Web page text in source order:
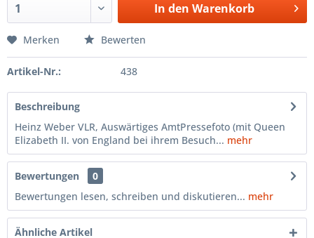
In den Warenkorb
Merken Bewerten
Artikel-Nr.: 438
Beschreibung
Heinz Weber VLR, Auswärtiges AmtPressefoto (mit Queen
Elizabeth II. von England bei ihrem Besuch... mehr
Bewertungen
0
Bewertungen lesen, schreiben und diskutieren... mehr
Ähnliche Artikel